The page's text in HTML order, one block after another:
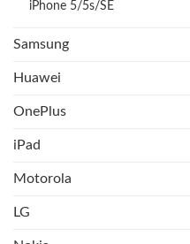
iPhone 5/5s/SE
Samsung
Huawei
OnePlus
iPad
Motorola
LG